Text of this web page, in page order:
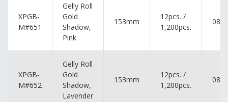
XPGB-
M#651
Gelly Roll
Gold
Shadow,
Pink
153mm
12pcs. /
1,200pcs.
XPGB-
M#652
Gelly Roll
Gold
Shadow,
Lavender
153mm
12pcs. /
1,200pcs.